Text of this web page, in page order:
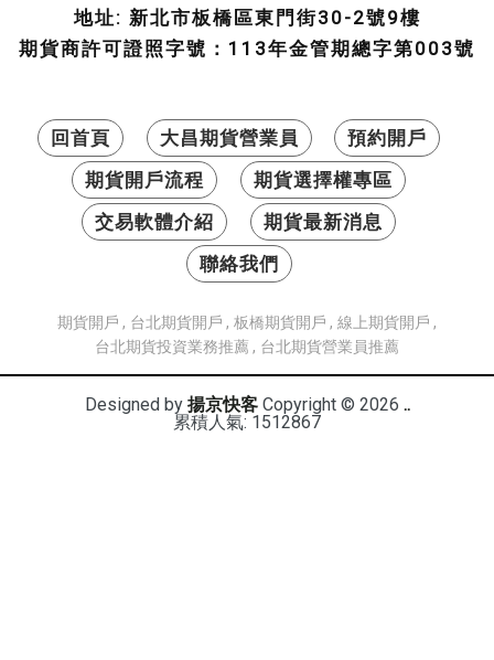
地址: 新北市板橋區東門街30-2號9樓
期貨商許可證照字號：113年金管期總字第003號
回首頁 大昌期貨營業員
預約開戶
期貨開戶流程
期貨選擇權專區
交易軟體介紹
期貨最新消息
聯絡我們
期貨開戶 台北期貨開戶 板橋期貨開戶
線上期貨開戶
台北期貨投資業務推薦
台北期貨營業員推薦
Designed by 揚京快客Copyright © 2026 ..
累積人氣: 1512867